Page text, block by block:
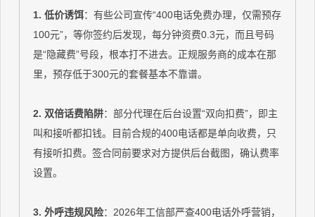
1. 低价诱饵：有些公司宣传“400电话免费办理，仅需预存
100元”，等你签约后发现，每分钟资费0.3元，而且号码
是“隐藏费”号段，根本打不进去。正规服务商的成本在那
里，预存低于300元的套餐基本不靠谱。
2. 双倍话费陷阱：部分代理在后台设置“双向扣费”，即主
叫和接听都扣钱。目前合规的400电话都是单向收费，只
有接听扣费。签合同前要求对方提供后台截图，确认费率
设置。
3. 外呼违规风险：2026年工信部严查400电话外呼营销，